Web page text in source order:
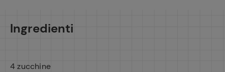
Ingredienti
4 zucchine